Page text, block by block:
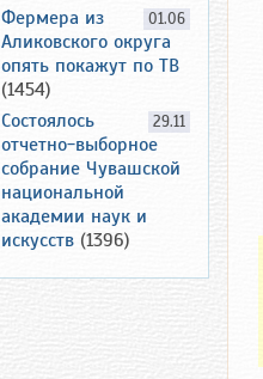
01.06
Фермера из
Аликовского округа
опять покажут по ТВ
(1454)
29.11
Состоялось
отчетно-выборное
собрание Чувашской
национальной
академии наук и
искусств (1396)